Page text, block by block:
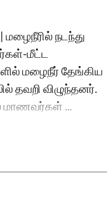
மழைநீரில் நடந்து
மீட்ட
மழைநீர் தேங்கிய
தவறி விழுந்தனர்.
மாணவர்கள் ...